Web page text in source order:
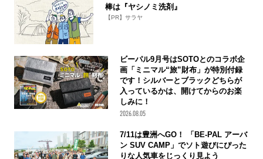
棒は『ヤシノミ洗剤』
【PR】サラヤ
ビーパル9月号はSOTOとのコラボ企
画「ミニマル“旅”財布」が特別付録
です！シルバーとブラックどちらが
入っているかは、開けてからのお楽
しみに！
2026.08.05
7/11は豊洲へGO！ 「BE-PAL アーバ
ン SUV CAMP」でソト遊びにぴった
りな人気車をじっくり見よう